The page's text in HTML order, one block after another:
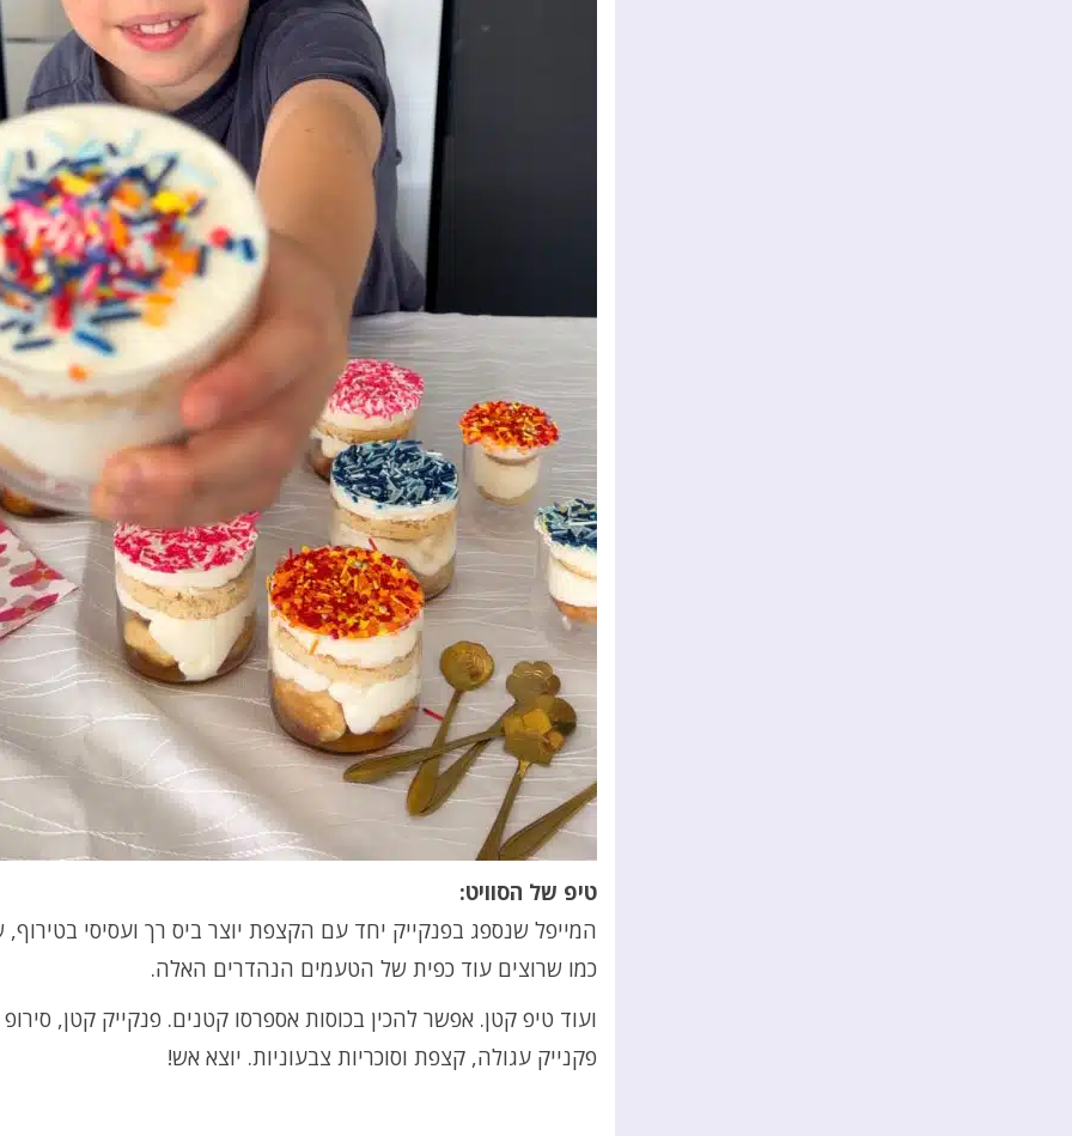
טיפ של הסוויט:
המייפל שנספג בפנקייק יחד עם הקצפת יוצר ביס רך ועסיסי
כמו שרוצים עוד כפית של הטעמים הנהדרים האלה.
ועוד טיפ קטן. אפשר להכין בכוסות אספרסו קטנים. פנקייק קטן,
פקנייק עגולה, קצפת וסוכריות צבעוניות. יוצא אש!